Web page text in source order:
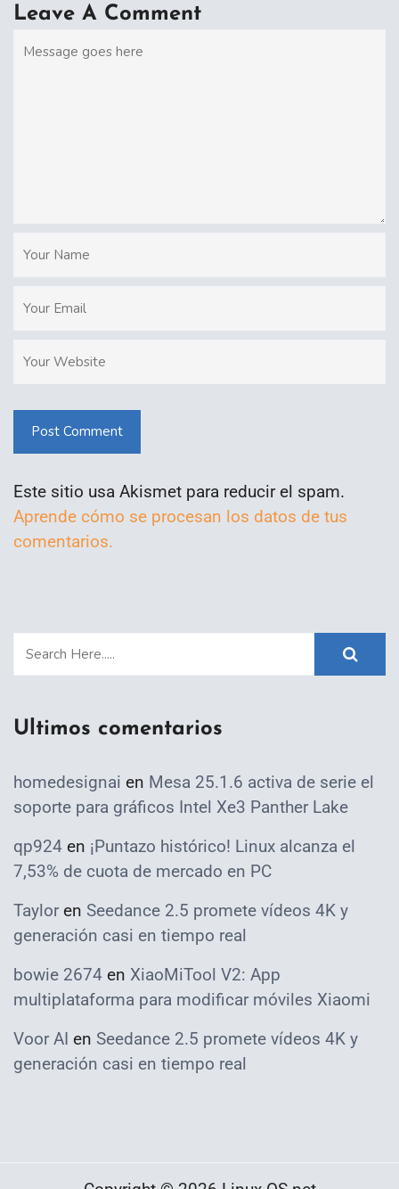
Leave A Comment
Post Comment
Este sitio usa Akismet para reducir el spam.
Aprende cómo se procesan los datos de tus
comentarios.
Ultimos comentarios
homedesignai en Mesa 25.1.6 activa de serie el
soporte para gráficos Intel Xe3 Panther Lake
qp924 en ¡Puntazo histórico! Linux alcanza el
7,53% de cuota de mercado en PC
Taylor en Seedance 2.5 promete vídeos 4K y
generación casi en tiempo real
bowie 2674 en XiaoMiTool V2: App
multiplataforma para modificar móviles Xiaomi
Voor AI en Seedance 2.5 promete vídeos 4K y
generación casi en tiempo real